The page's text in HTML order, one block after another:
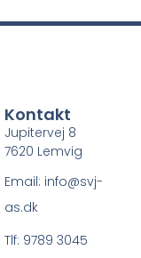
Kontakt
Jupitervej 8
7620 Lemvig
Email: info@svj-
as.dk
Tlf: 9789 3045